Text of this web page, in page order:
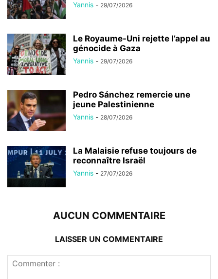
Yannis - 29/07/2026
Le Royaume-Uni rejette l’appel au
génocide à Gaza
Yannis - 29/07/2026
Pedro Sánchez remercie une
jeune Palestinienne
Yannis - 28/07/2026
La Malaisie refuse toujours de
reconnaître Israël
Yannis - 27/07/2026
AUCUN COMMENTAIRE
LAISSER UN COMMENTAIRE